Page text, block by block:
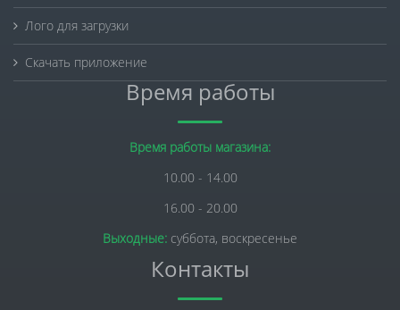
Лого для загрузки
Скачать приложение
Время работы
Время работы магазина:
10.00 - 14.00
16.00 - 20.00
Выходные: суббота, воскресенье
Контакты